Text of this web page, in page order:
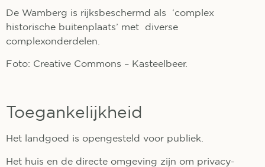
De Wamberg is rijksbeschermd als ‘complex
historische buitenplaats’ met diverse
complexonderdelen.
Foto: Creative Commons – Kasteelbeer.
Toegankelijkheid
Het landgoed is opengesteld voor publiek.
Het huis en de directe omgeving zijn om privacy-